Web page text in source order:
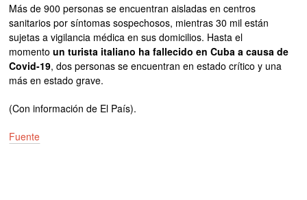
Más de 900 personas se encuentran aisladas en centros
sanitarios por síntomas sospechosos, mientras 30 mil están
sujetas a vigilancia médica en sus domicilios. Hasta el
momentoun turista italiano ha fallecido en Cuba a causa de
Covid-19, dos personas se encuentran en estado crítico y una
más en estado grave.
(Con información de El País).
Fuente